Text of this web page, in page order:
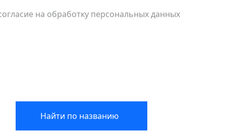
на обработку персональных данных
Найти по названию